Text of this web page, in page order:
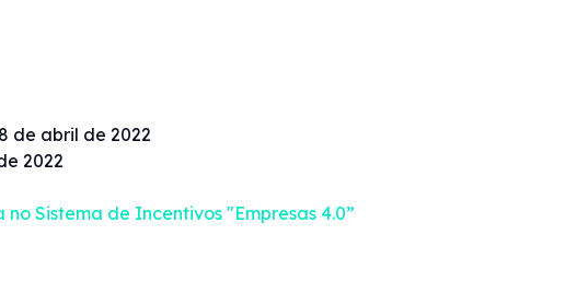
8 de abril de 2022
2022
Sistema de Incentivos "Empresas 4.0”